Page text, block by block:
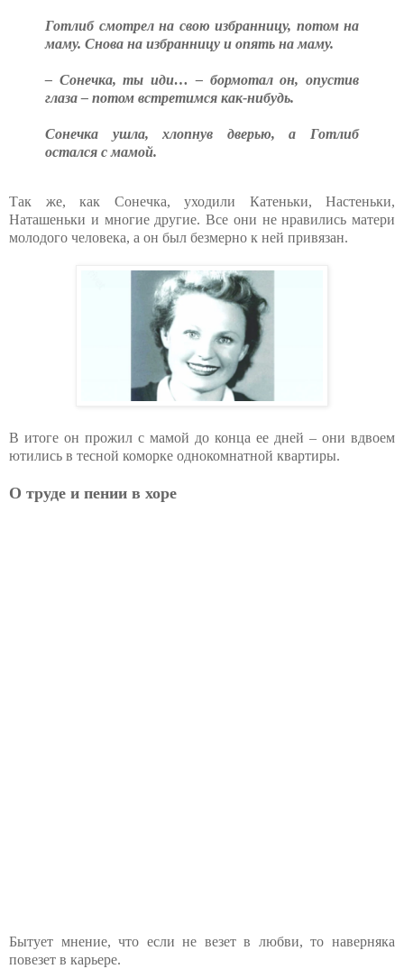
Готлиб смотрел на свою избранницу, потом на
маму. Снова на избранницу и опять на маму.
– Сонечка, ты иди… – бормотал он, опустив
глаза – потом встретимся как-нибудь.
Сонечка ушла, хлопнув дверью, а Готлиб
остался с мамой.
Так же, как Сонечка, уходили Катеньки, Настеньки,
Наташеньки и многие другие. Все они не нравились матери
молодого человека, а он был безмерно к ней привязан.
В итоге он прожил с мамой до конца ее дней – они вдвоем
ютились в тесной коморке однокомнатной квартиры.
О труде и пении в хоре
Бытует мнение, что если не везет в любви, то наверняка
повезет в карьере.